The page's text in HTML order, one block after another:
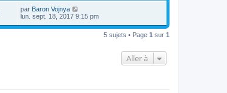
par Baron Vojnya
lun. sept. 18, 2017 9:15 pm
5 sujets • Page 1 sur 1
Aller à